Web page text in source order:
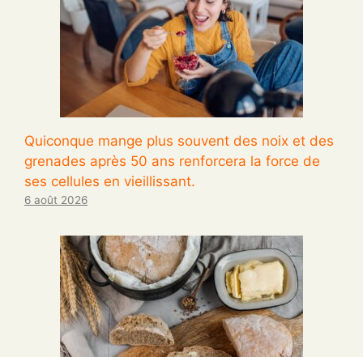
Quiconque mange plus souvent des noix et des
grenades après 50 ans renforcera la force de
ses cellules en vieillissant.
6 août 2026